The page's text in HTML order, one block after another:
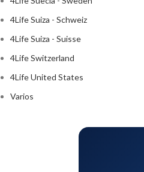
4Life Suiza - Schweiz
4Life Suiza - Suisse
4Life Switzerland
4Life United States
Varios